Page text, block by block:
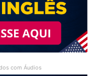
com Áudios